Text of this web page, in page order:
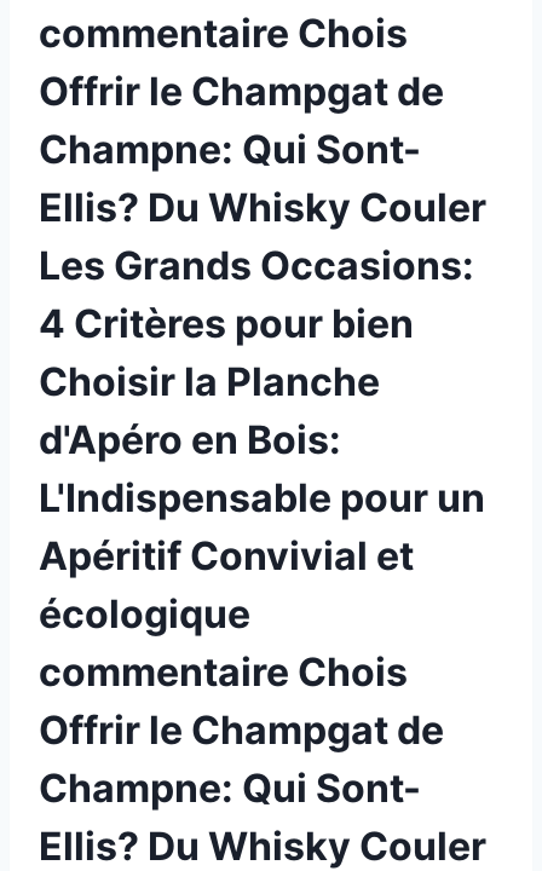
commentaire Chois
Offrir le Champgat de
Champne: Qui Sont-
Ellis? Du Whisky Couler
Les Grands Occasions:
4 Critères pour bien
Choisir la Planche
d'Apéro en Bois:
L'Indispensable pour un
Apéritif Convivial et
écologique
commentaire Chois
Offrir le Champgat de
Champne: Qui Sont-
Ellis? Du Whisky Couler